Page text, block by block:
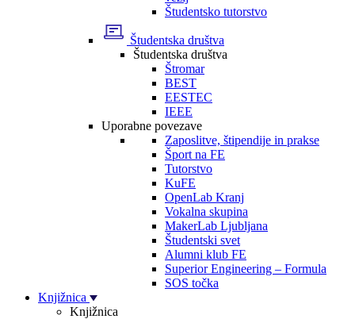
Študentsko tutorstvo
Študentska društva
Študentska društva
Štromar
BEST
EESTEC
IEEE
Uporabne povezave
Zaposlitve, štipendije in prakse
Šport na FE
Tutorstvo
KuFE
OpenLab Kranj
Vokalna skupina
MakerLab Ljubljana
Študentski svet
Alumni klub FE
Superior Engineering – Formula
SOS točka
Knjižnica
Knjižnica